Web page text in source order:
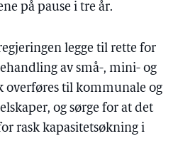
på pause i tre år.
legge til rette for
av små-, mini- og
til kommunale og
og sørge for at det
rask kapasitetsøkning i